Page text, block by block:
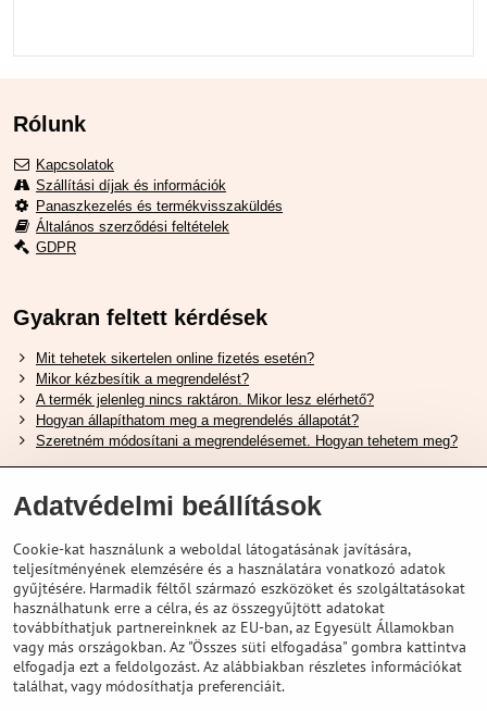
Rólunk
Kapcsolatok
Szállítási díjak és információk
Panaszkezelés és termékvisszaküldés
Általános szerződési feltételek
GDPR
Gyakran feltett kérdések
Mit tehetek sikertelen online fizetés esetén?
Mikor kézbesítik a megrendelést?
A termék jelenleg nincs raktáron. Mikor lesz elérhető?
Hogyan állapíthatom meg a megrendelés állapotát?
Szeretném módosítani a megrendelésemet. Hogyan tehetem meg?
Hasznos Linkek
Hogyan válasszuk ki a megfelelő felfüggesztési villát ?
Hogyan válasszuk ki a megfelelő méretű sisakot?
Shimano E-Bike Akkumulátor Útmutató
Schwalbe Tubeless Gumik Felfedezése
Adatvédelmi beállítások
Cookie-kat használunk a weboldal látogatásának javítására,
teljesítményének elemzésére és a használatára vonatkozó adatok
gyűjtésére. Harmadik féltől származó eszközöket és szolgáltatásokat
használhatunk erre a célra, és az összegyűjtött adatokat
továbbíthatjuk partnereinknek az EU-ban, az Egyesült Államokban
vagy más országokban. Az "Összes süti elfogadása" gombra kattintva
elfogadja ezt a feldolgozást. Az alábbiakban részletes információkat
találhat, vagy módosíthatja preferenciáit.